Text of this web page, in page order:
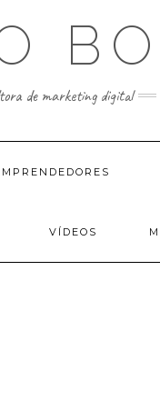
de marketing digital
VÍDEOS